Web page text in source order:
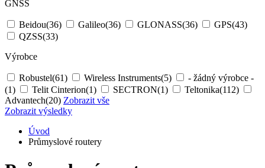
GNSS
Beidou(36) Galileo(36) GLONASS(36) GPS(43)
QZSS(33)
Výrobce
Robustel(61) Wireless Instruments(5)
- žádný výrobce -
(1)
Telit Cinterion(1) SECTRON(1) Teltonika(112)
Advantech(20) Zobrazit vše
Zobrazit výsledky
Úvod
Průmyslové routery